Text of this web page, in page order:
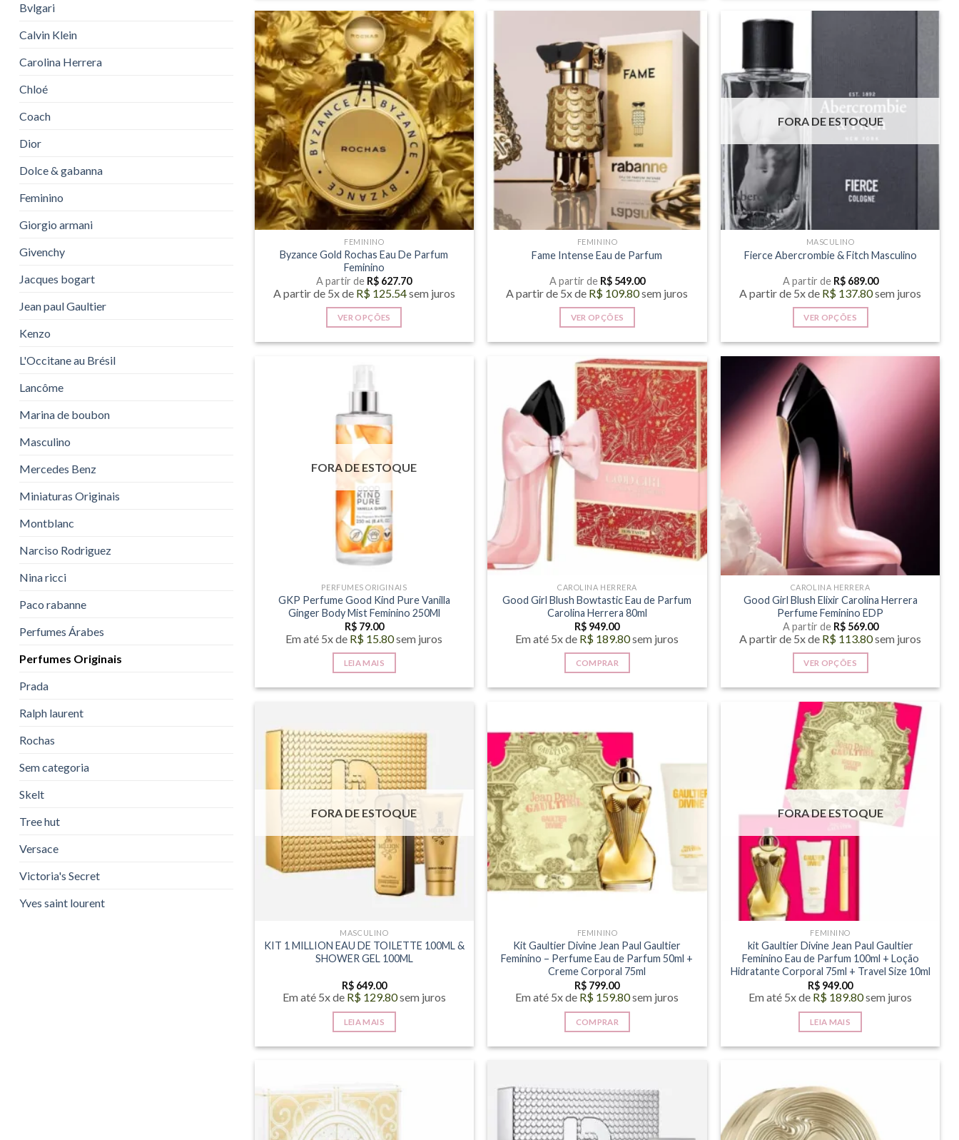
Bvlgari
Calvin Klein
Carolina Herrera
Chloé
Coach
Dior
Dolce & gabanna
Feminino
Giorgio armani
Givenchy
Jacques bogart
Jean paul Gaultier
Kenzo
L'Occitane au Brésil
Lancôme
Marina de boubon
Masculino
Mercedes Benz
Miniaturas Originais
Montblanc
Narciso Rodriguez
Nina ricci
Paco rabanne
Perfumes Árabes
Perfumes Originais
Prada
Ralph laurent
Rochas
Sem categoria
Skelt
Tree hut
Versace
Victoria's Secret
Yves saint lourent
tem
várias
variantes.
opções
podem
escolhidas
na
do
produto
várias
variantes.
As
opções
podem
ser
escolhidas
na
página
do
produto
podem
ser
escolhidas
produto
FEMININO
Byzance Gold Rochas Eau De Parfum
Feminino
A partir de R$ 627.70
A partir de 5x de R$125.54sem juros
VER OPÇÕES
As
opções
podem
ser
escolhidas
na
página
do
produto
FEMININO
Fame Intense Eau de Parfum
A partir de R$549.00
A partir de 5x de R$ 109.80sem juros
VER OPÇÕES
tem
várias
variantes.
As
opções
podem
ser
escolhidas
na
página
do
produto
FORA DE ESTOQUE
MASCULINO
Fierce Abercrombie & Fitch Masculino
A partir de R$689.00
A partir de 5x de R$ 137.80sem juros
VER OPÇÕES
variantes.
As
opções
podem
ser
escolhidas
na
página
do
produto
FORA DE ESTOQUE
PERFUMES ORIGINAIS
GKP Perfume Good Kind Pure Vanilla
Ginger Body Mist Feminino 250Ml
R$79.00
Em até 5x de R$ 15.80sem juros
LEIA MAIS
CAROLINA HERRERA
Good Girl Blush Bowtastic Eau de Parfum
Carolina Herrera 80ml
R$ 949.00
Em até 5x de R$ 189.80sem juros
COMPRAR
CAROLINA HERRERA
Good Girl Blush Elixir Carolina Herrera
Perfume Feminino EDP
A partir de R$569.00
A partir de 5x de R$ 113.80sem juros
VER OPÇÕES
tem
várias
variantes.
As
opções
ser
escolhidas
na
página
FORA DE ESTOQUE
MASCULINO
KIT 1 MILLION EAU DE TOILETTE 100ML &
SHOWER GEL 100ML
R$649.00
Em até 5x de R$129.80sem juros
LEIA MAIS
FEMININO
Kit Gaultier Divine Jean Paul Gaultier
Feminino – Perfume Eau de Parfum 50ml +
Creme Corporal 75ml
R$ 799.00
Em até 5x de R$ 159.80sem juros
COMPRAR
FORA DE ESTOQUE
FEMININO
kit Gaultier Divine Jean Paul Gaultier
Feminino Eau de Parfum 100ml + Loção
Hidratante Corporal 75ml + Travel Size 10ml
R$ 949.00
Em até 5x de R$ 189.80sem juros
LEIA MAIS